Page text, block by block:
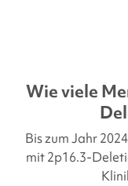
Wie viele
Bis zum Jahr
mit2p16.3-